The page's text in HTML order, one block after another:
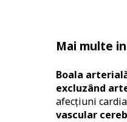
Mai multe
Boala
excluzând
afecțiuni
vascular